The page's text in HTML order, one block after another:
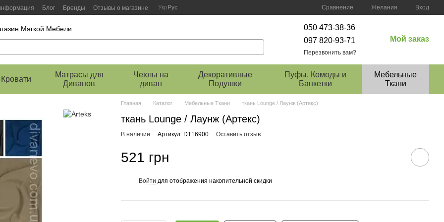
Блог Бренды Отзывы о магазине Укр Рус Сравнение Желания Вход
Мягкой Мебели
050 473-38-36
097 820-93-71
Перезвонить вам?
Мой заказ
Кровати
Матрасы для
Диванов
Чехлы на
диван
Декоративные
Подушки
Пуфы, Комоды и
Банкетки
Мебельные
Ткани
Главная Каталог Мебельные Ткани ткань Lounge / Лаунж (Артекс)
ткань Lounge / Лаунж (Артекс)
В наличии Артикул: DT16900 Оставить отзыв
521 грн
Войти для отображения накопительной скидки